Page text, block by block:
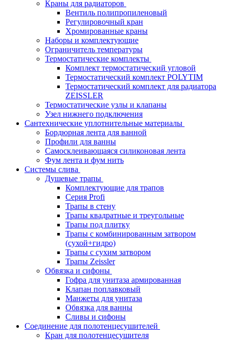
Краны для радиаторов
Вентиль полипропиленовый
Регулировочный кран
Хромированные краны
Наборы и комплектующие
Ограничитель температуры
Термостатические комплекты
Комплект термостатический угловой
Термостатический комплект POLYTIM
Термостатический комплект для радиатора
ZEISSLER
Термостатические узлы и клапаны
Узел нижнего подключения
Сантехнические уплотнительные материалы
Бордюрная лента для ванной
Профили для ванны
Самосклеивающаяся силиконовая лента
Фум лента и фум нить
Системы слива
Душевые трапы
Комплектующие для трапов
Серия Profi
Трапы в стену
Трапы квадратные и треугольные
Трапы под плитку
Трапы с комбинированным затвором
(сухой+гидро)
Трапы с сухим затвором
Трапы Zeissler
Обвязка и сифоны
Гофра для унитаза армированная
Клапан поплавковый
Манжеты для унитаза
Обвязка для ванны
Сливы и сифоны
Соединение для полотенцесушителей
Кран для полотенцесушителя